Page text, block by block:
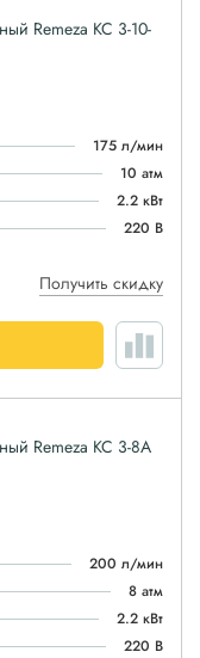
Remeza КС 3-10-
175 л/мин
10 атм
2.2 кВт
220 В
Получить скидку
Remeza КС 3-8А
200 л/мин
8 атм
2.2 кВт
220 В